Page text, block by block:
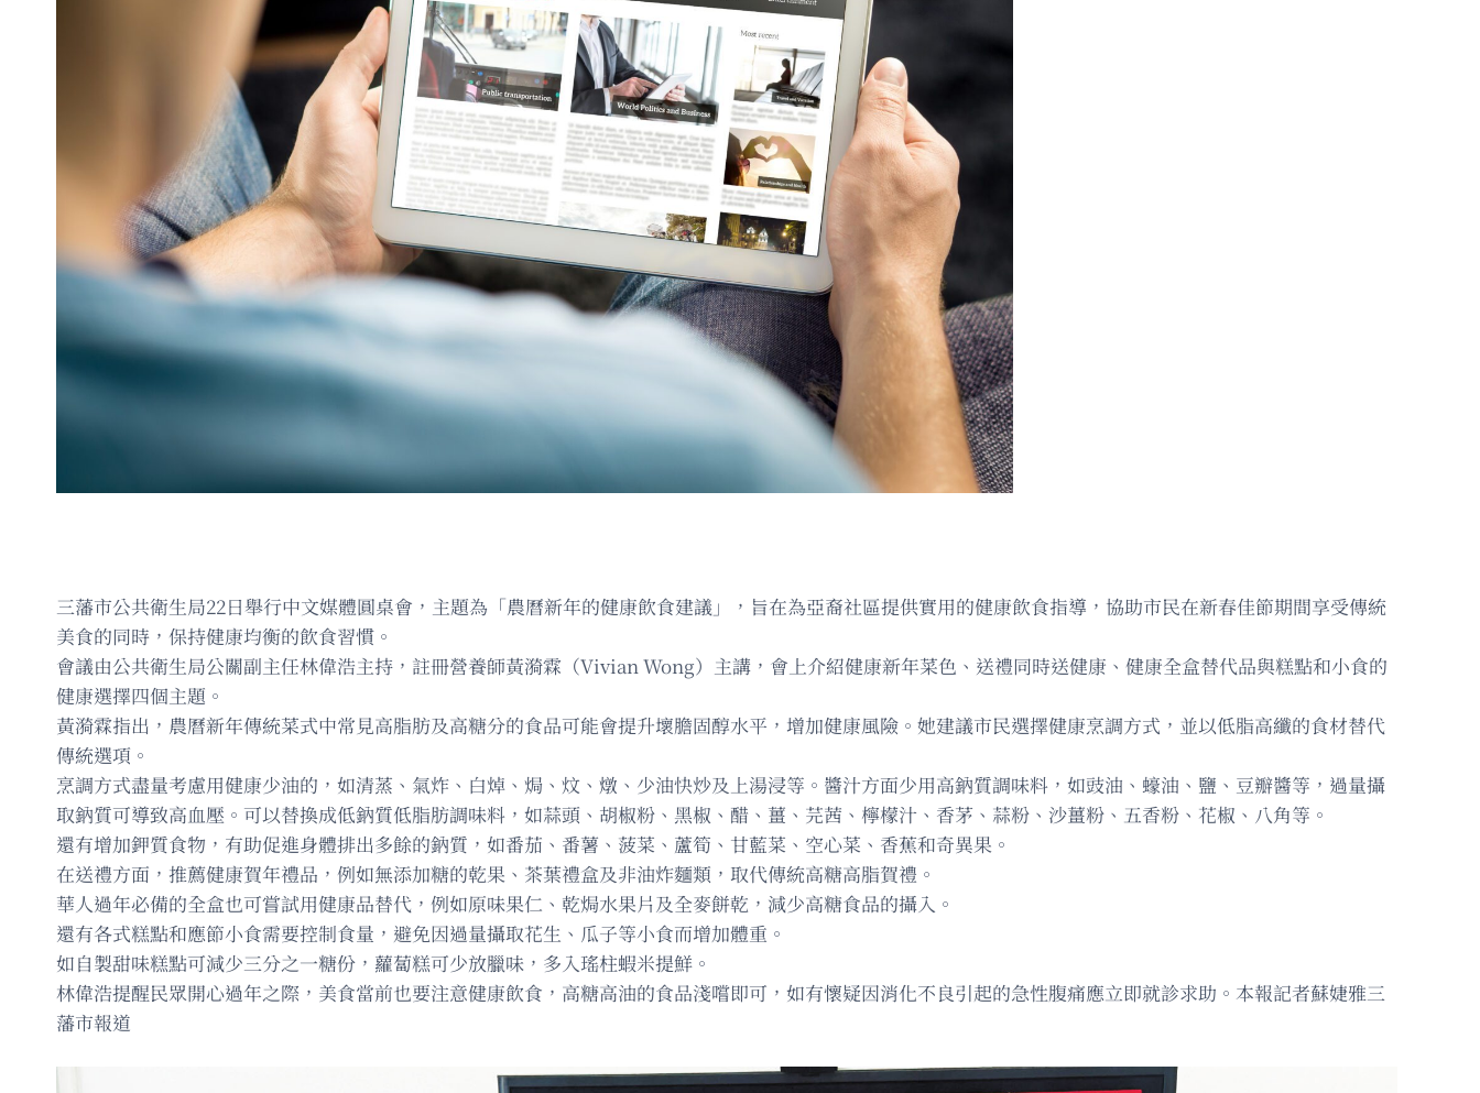
三藩市公共衛生局22日舉行中文媒體圓桌會，主題為「農曆新年的健康飲食建議」，旨在為亞裔社區提供實用的健康飲食指導，協助市民在新春佳節期間享受傳統
美食的同時，保持健康均衡的飲食習慣。
會議由公共衛生局公關副主任林偉浩主持，註冊營養師黃漪霖（Vivian Wong）主講，會上介紹健康新年菜色、送禮同時送健康、健康全盒替代品與糕點和小食的
健康選擇四個主題。
黃漪霖指出，農曆新年傳統菜式中常見高脂肪及高糖分的食品可能會提升壞膽固醇水平，增加健康風險。她建議市民選擇健康烹調方式，並以低脂高纖的食材替代
傳統選項。
烹調方式盡量考慮用健康少油的，如清蒸、氣炸、白焯、焗、炆、燉、少油快炒及上湯浸等。醬汁方面少用高鈉質調味料，如豉油、蠔油、鹽、豆瓣醬等，過量攝
取鈉質可導致高血壓。可以替換成低鈉質低脂肪調味料，如蒜頭、胡椒粉、黑椒、醋、薑、芫茜、檸檬汁、香茅、蒜粉、沙薑粉、五香粉、花椒、八角等。
還有增加鉀質食物，有助促進身體排出多餘的鈉質，如番茄、番薯、菠菜、蘆筍、甘藍菜、空心菜、香蕉和奇異果。
在送禮方面，推薦健康賀年禮品，例如無添加糖的乾果、茶葉禮盒及非油炸麵類，取代傳統高糖高脂賀禮。
華人過年必備的全盒也可嘗試用健康品替代，例如原味果仁、乾焗水果片及全麥餅乾，減少高糖食品的攝入。
還有各式糕點和應節小食需要控制食量，避免因過量攝取花生、瓜子等小食而增加體重。
如自製甜味糕點可減少三分之一糖份，蘿蔔糕可少放臘味，多入瑤柱蝦米提鮮。
林偉浩提醒民眾開心過年之際，美食當前也要注意健康飲食，高糖高油的食品淺嚐即可，如有懷疑因消化不良引起的急性腹痛應立即就診求助。本報記者蘇婕雅三
藩市報道